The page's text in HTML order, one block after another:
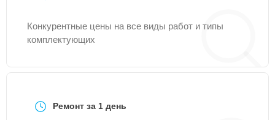
Конкурентные цены на все виды работ и типы
комплектующих
Ремонт за 1 день